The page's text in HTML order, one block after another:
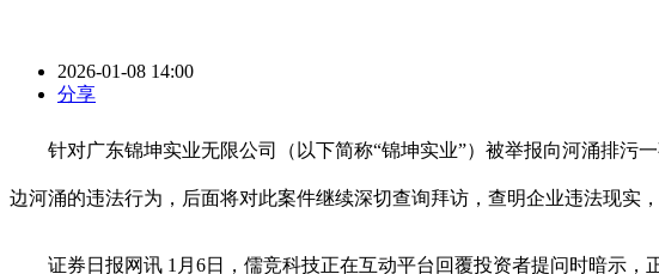
2026-01-08 14:00
分享
针对广东锦坤实业无限公司（以下简称“锦坤实业”）被举报向河涌排污
边河涌的违法行为，后面将对此案件继续深切查询拜访，查明企业违法现实
证券日报网讯 1月6日，儒竞科技正在互动平台回覆投资者提问时暗示，